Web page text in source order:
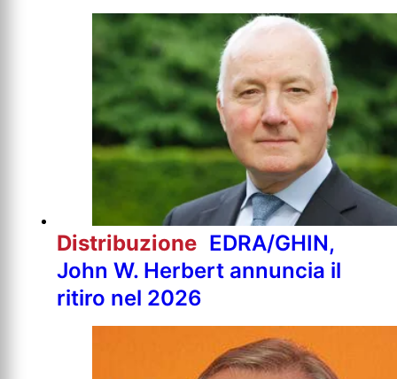
Distribuzione EDRA/GHIN,
John W. Herbert annuncia il
ritiro nel 2026